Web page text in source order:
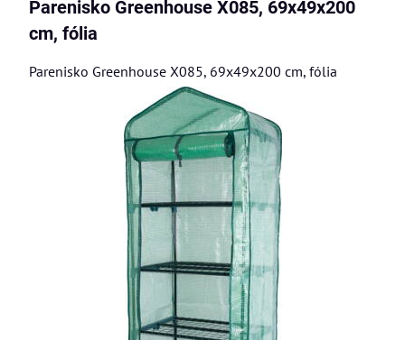
Parenisko Greenhouse X085, 69x49x200
cm, fólia
Parenisko Greenhouse X085, 69x49x200 cm, fólia